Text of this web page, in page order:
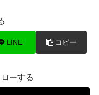
LINE コピー
ーする